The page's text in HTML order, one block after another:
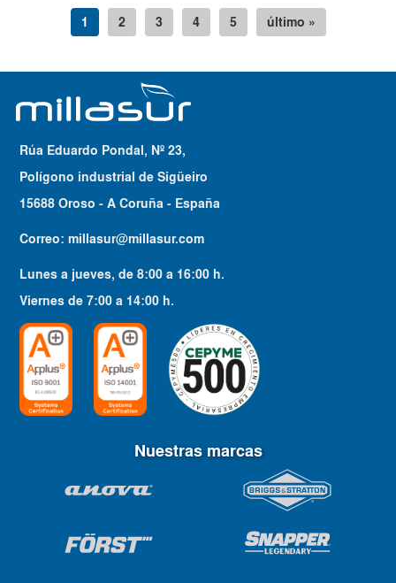
1 2 3 4 5 último »
Rúa Eduardo Pondal, Nº 23,
Polígono industrial de Sigüeiro
15688 Oroso - A Coruña - España
Correo:millasur@millasur.com
Lunes a jueves, de8:00 a 16:00 h.
Viernes de7:00 a 14:00 h.
Nuestras marcas